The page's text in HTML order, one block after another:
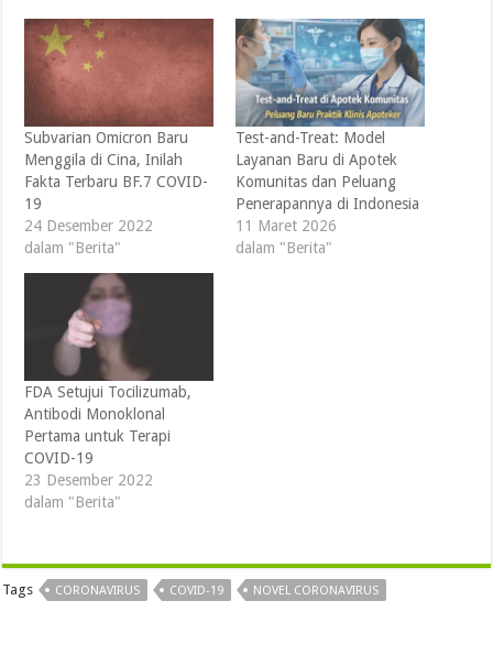
Subvarian Omicron Baru
Menggila di Cina, Inilah
Fakta Terbaru BF.7 COVID-
19
24 Desember 2022
dalam "Berita"
Test-and-Treat: Model
Layanan Baru di Apotek
Komunitas dan Peluang
Penerapannya di Indonesia
11 Maret 2026
dalam "Berita"
FDA Setujui Tocilizumab,
Antibodi Monoklonal
Pertama untuk Terapi
COVID-19
23 Desember 2022
dalam "Berita"
Tags CORONAVIRUS COVID-19 NOVEL CORONAVIRUS